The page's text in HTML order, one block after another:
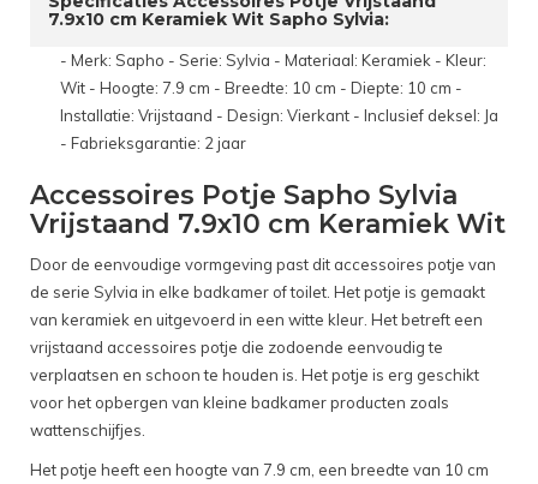
7.9x10 cm Keramiek Wit Sapho Sylvia:
- Merk: Sapho - Serie: Sylvia - Materiaal: Keramiek - Kleur:
Wit - Hoogte: 7.9 cm - Breedte: 10 cm - Diepte: 10 cm -
Installatie: Vrijstaand - Design: Vierkant - Inclusief deksel: Ja
- Fabrieksgarantie: 2 jaar
Accessoires Potje Sapho Sylvia
Vrijstaand 7.9x10 cm Keramiek Wit
Door de eenvoudige vormgeving past dit accessoires potje van
de serie Sylvia in elke badkamer of toilet. Het potje is gemaakt
van keramiek en uitgevoerd in een witte kleur. Het betreft een
vrijstaand accessoires potje die zodoende eenvoudig te
verplaatsen en schoon te houden is. Het potje is erg geschikt
voor het opbergen van kleine badkamer producten zoals
wattenschijfjes.
Het potje heeft een hoogte van 7.9 cm, een breedte van 10 cm